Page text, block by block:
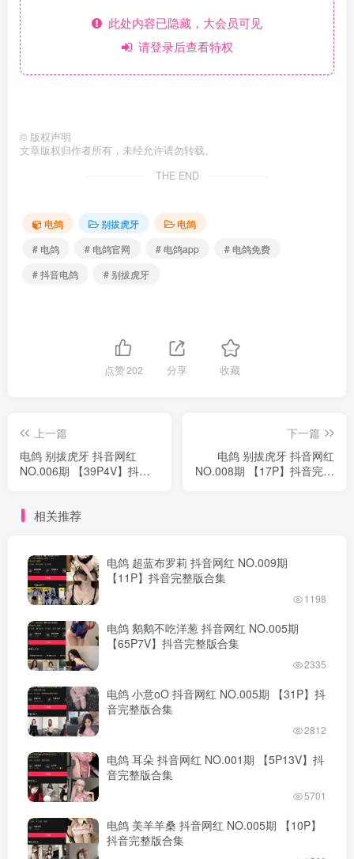
此处内容已隐藏，大会员可见
请登录后查看特权
© 版权声明
文章版权归作者所有，未经允许请勿转载。
THE END
电鸽 别拔虎牙
电鸽
# 电鸽
# 电鸽官网 # 电鸽app
# 电鸽免费
# 抖音电鸽
# 别拔虎牙
点赞202 分享 收藏
上一篇
电鸽 别拔虎牙 抖音网红
NO.006期 【39P4V】抖音
下一篇
电鸽 别拔虎牙 抖音网红
NO.008期 【17P】抖音完整
相关推荐
电鸽 超蓝布罗莉 抖音网红 NO.009期
【11P】抖音完整版合集
1198
电鸽 鹅鹅不吃洋葱 抖音网红 NO.005期
【65P7V】抖音完整版合集
2335
电鸽 小意oO 抖音网红 NO.005期 【31P】抖
音完整版合集
2812
电鸽 耳朵 抖音网红 NO.001期 【5P13V】抖
音完整版合集
5701
电鸽 美羊羊桑 抖音网红 NO.005期 【10P】
抖音完整版合集